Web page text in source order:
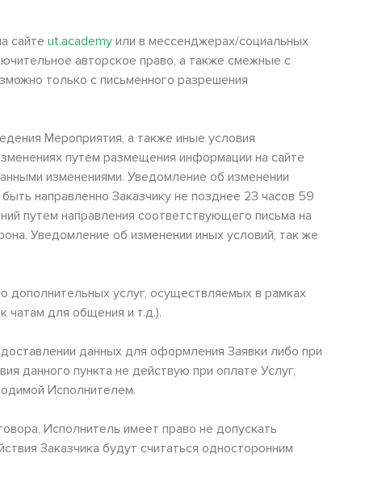
сайте ut.academy или в мессенджерах/социальных
авторское право, а также смежные с
только с письменного разрешения
Мероприятия, а также иные условия
путем размещения информации на сайте
изменениями. Уведомление об изменении
направленно Заказчику не позднее 23 часов 59
путем направления соответствующего письма на
Уведомление об изменении иных условий, так же
дополнительных услуг, осуществляемых в рамках
чатам для общения и т.д.).
данных для оформления Заявки либо при
данного пункта не действую при оплате Услуг,
Исполнителем.
Исполнитель имеет право не допускать
Заказчика будут считаться односторонним